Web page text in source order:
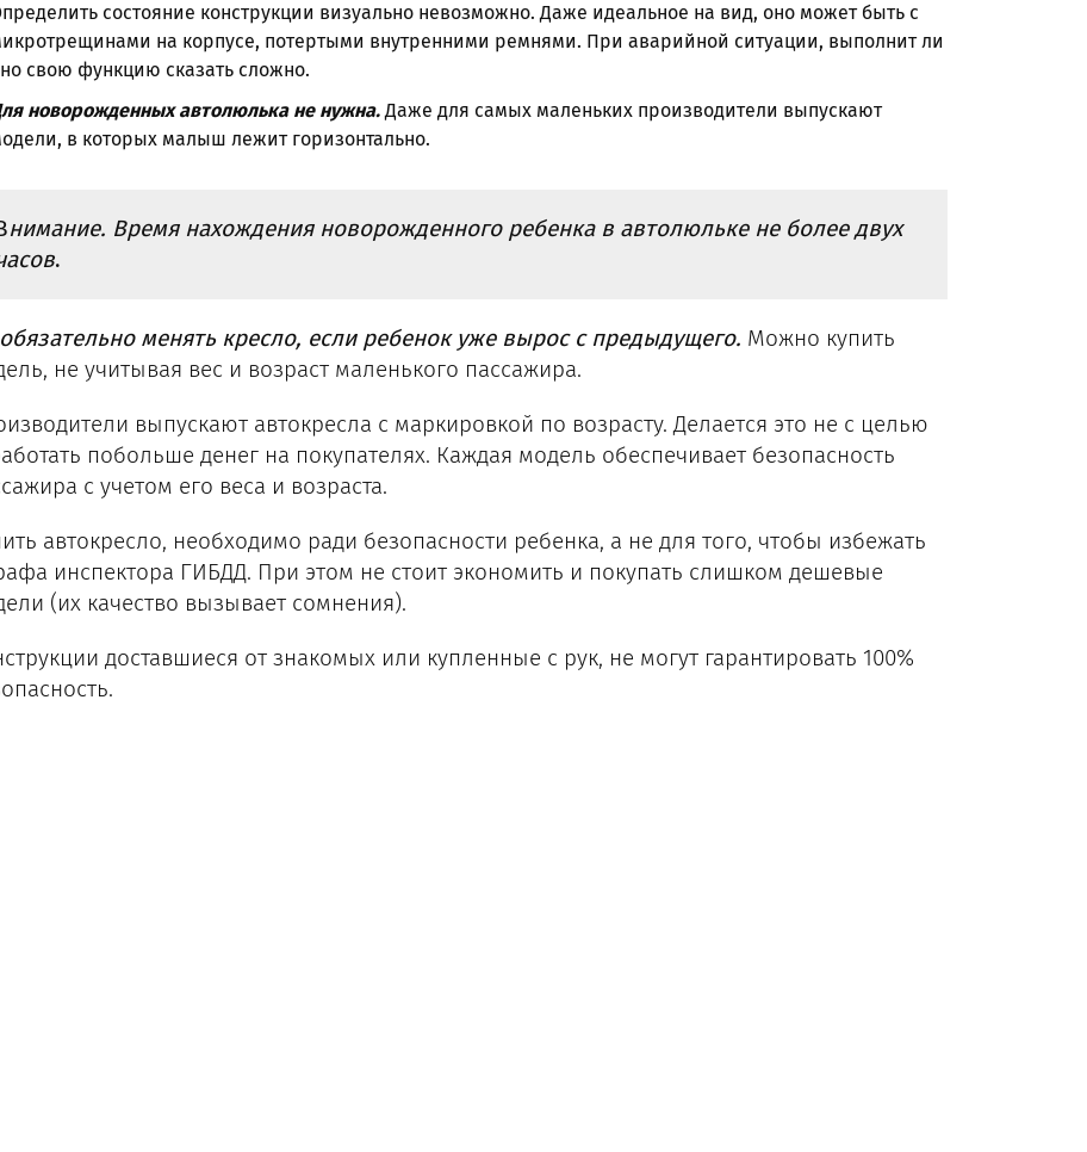
состояние конструкции визуально невозможно. Даже идеальное на вид, оно может быть с
на корпусе, потертыми внутренними ремнями. При аварийной ситуации, выполнит ли
свою функцию сказать сложно.
новорожденных автолюлька не нужна. Даже для самых маленьких производители выпускают
в которых малыш лежит горизонтально.
нимание. Время нахождения новорожденного ребенка в автолюльке не более двух
.
менять кресло, если ребенок уже вырос с предыдущего. Можно купить
не учитывая вес и возраст маленького пассажира.
выпускают автокресла с маркировкой по возрасту. Делается это не с целью
побольше денег на покупателях. Каждая модель обеспечивает безопасность
с учетом его веса и возраста.
автокресло, необходимо ради безопасности ребенка, а не для того, чтобы избежать
инспектора ГИБДД. При этом не стоит экономить и покупать слишком дешевые
(их качество вызывает сомнения).
доставшиеся от знакомых или купленные с рук, не могут гарантировать 100%